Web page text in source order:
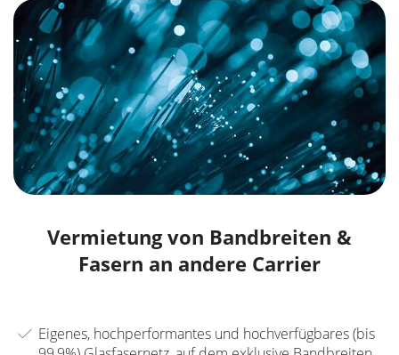
Vermietung von Bandbreiten &
Fasern an andere Carrier
Eigenes, hochperformantes und hochverfügbares (bis